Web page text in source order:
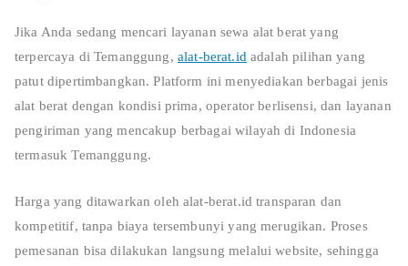
Jika Anda sedang mencari layanan sewa alat berat yang
terpercaya di Temanggung, alat-berat.id adalah pilihan yang
patut dipertimbangkan. Platform ini menyediakan berbagai jenis
alat berat dengan kondisi prima, operator berlisensi, dan layanan
pengiriman yang mencakup berbagai wilayah di Indonesia
termasuk Temanggung.
Harga yang ditawarkan oleh alat-berat.id transparan dan
kompetitif, tanpa biaya tersembunyi yang merugikan. Proses
pemesanan bisa dilakukan langsung melalui website, sehingga